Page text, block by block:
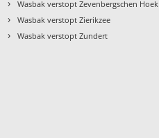
› Wasbak verstopt Zevenbergschen Hoek
› Wasbak verstopt Zierikzee
› Wasbak verstopt Zundert